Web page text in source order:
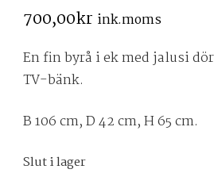
700,00kr ink.moms
En fin byrå i ek med jalusi
TV-bänk.
B 106 cm, D 42 cm, H 65 cm.
Slut i lager